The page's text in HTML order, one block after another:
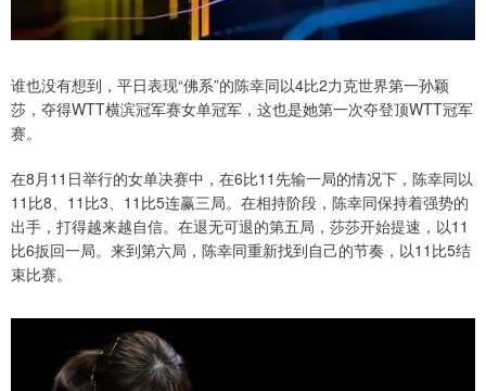
谁也没有想到，平日表现“佛系”的陈幸同以4比2力克世界第一孙颖
莎，夺得WTT横滨冠军赛女单冠军，这也是她第一次夺登顶WTT冠军
赛。
在8月11日举行的女单决赛中，在6比11先输一局的情况下，陈幸同以
11比8、11比3、11比5连赢三局。在相持阶段，陈幸同保持着强势的
出手，打得越来越自信。在退无可退的第五局，莎莎开始提速，以11
比6扳回一局。来到第六局，陈幸同重新找到自己的节奏，以11比5结
束比赛。